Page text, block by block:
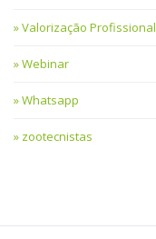
Valorização Profissional
Webinar
Whatsapp
zootecnistas